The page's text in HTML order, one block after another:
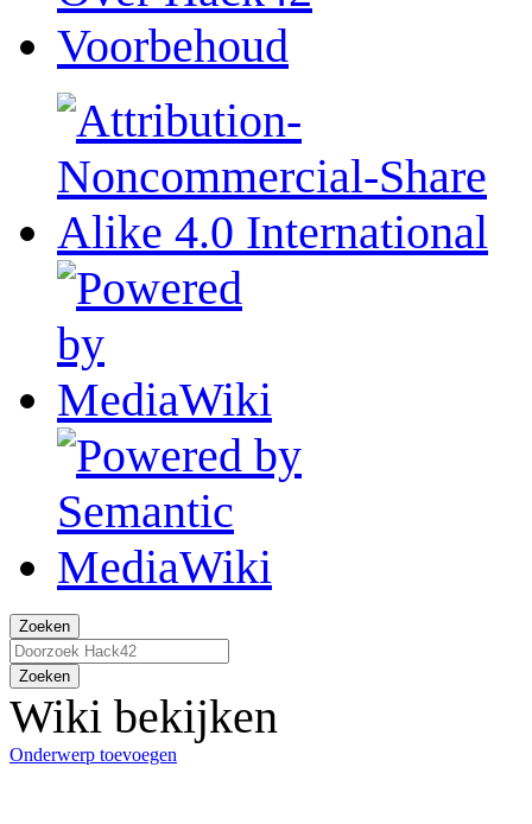
Voorbehoud
Zoeken
Zoeken
Wiki bekijken
Onderwerp toevoegen